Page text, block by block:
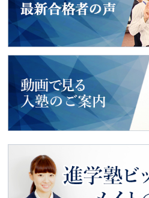
2018年度入試
最新合格者の声
入塾のご案内